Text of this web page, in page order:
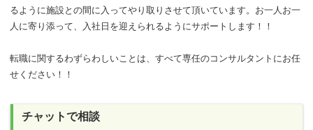
るように施設との間に入ってやり取りさせて頂いています。お一人お一
人に寄り添って、入社日を迎えられるようにサポートします！！
転職に関するわずらわしいことは、すべて専任のコンサルタントにお任
せください！！
チャットで相談